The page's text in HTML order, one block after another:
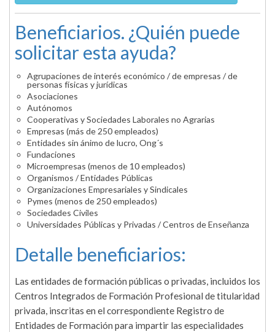
Beneficiarios. ¿Quién puede
solicitar esta ayuda?
Agrupaciones de interés económico / de empresas / de
personas físicas y jurídicas
Asociaciones
Autónomos
Cooperativas y Sociedades Laborales no Agrarias
Empresas (más de 250 empleados)
Entidades sin ánimo de lucro, Ong´s
Fundaciones
Microempresas (menos de 10 empleados)
Organismos / Entidades Públicas
Organizaciones Empresariales y Sindicales
Pymes (menos de 250 empleados)
Sociedades Civiles
Universidades Públicas y Privadas / Centros de Enseñanza
Detalle beneficiarios:
Las entidades de formación públicas o privadas, incluidos los
Centros Integrados de Formación Profesional de titularidad
privada, inscritas en el correspondiente Registro de
Entidades de Formación para impartir las especialidades